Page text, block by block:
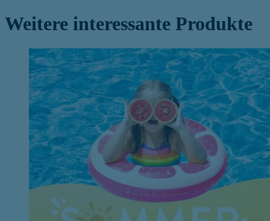
Weitere interessante Produkte